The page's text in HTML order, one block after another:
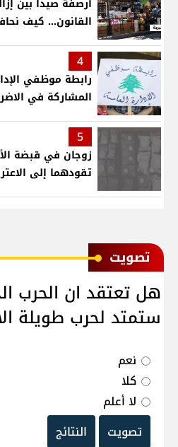
أرصفة صيدا بين
القانون... كيف
4
رابطة موظفي
المشاركة في
5
زوجان في قبضة
تقودهما إلى
ﺗﺼﻮﻳﺖ
هل تعتقد ان الحرب
ستمتد لحرب طويلة
نعم
كلا
لا أعلم
تصويت
النتائج